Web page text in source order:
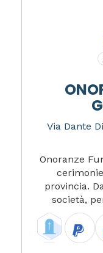
Via Dante
Onoranze
provincia.
società,